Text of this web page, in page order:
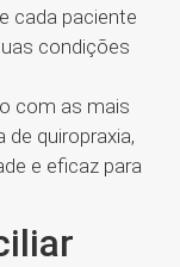
cada paciente
condições
com as mais
quiropraxia,
e eficaz para